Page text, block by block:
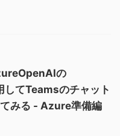
の
てTeamsのチャット
みる - Azure準備編